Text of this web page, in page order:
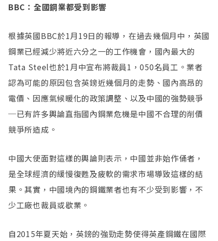
BBC：全國鋼業都受到影響
根據英國BBC於1月19日的報導，在過去幾個月中，英國
鋼業已經減少將近六分之一的工作機會，國內最大的
Tata Steel也於1月中宣布將裁員1，050名員工。業者
認為可能的原因包含英鎊近幾個月的走勢、國內高昂的
電價、因應氣候暖化的政策調整、以及中國的強勢競爭
─已有許多輿論直指國內鋼業危機是中國不合理的削價
競爭所造成。
中國大使面對這樣的輿論則表示，中國並非始作俑者，
是全球經濟的緩慢復甦及疲軟的需求市場導致這樣的結
果。其實，中國境內的鋼鐵業者也有不少受到影響，不
少工廠也裁員或歇業。
自2015年夏天始，英鎊的強勁走勢使得英產鋼鐵在國際